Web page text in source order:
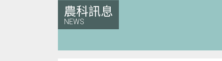
農科訊息
NEWS